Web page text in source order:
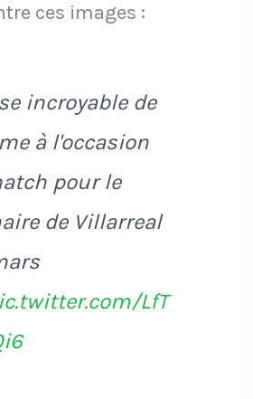
ces images :
incroyable de
à l'occasion
pour le
de Villarreal
LfT